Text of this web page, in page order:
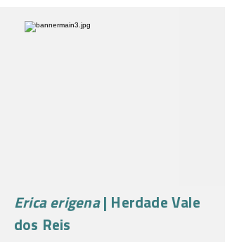
Erica erigena| Herdade Vale
dos Reis